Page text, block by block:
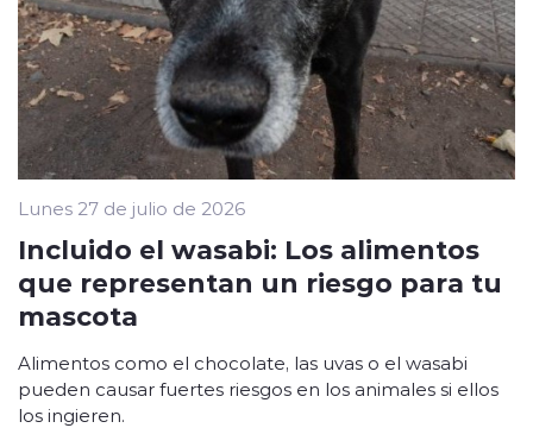
Lunes 27 de julio de 2026
Incluido el wasabi: Los alimentos
que representan un riesgo para tu
mascota
Alimentos como el chocolate, las uvas o el wasabi
pueden causar fuertes riesgos en los animales si ellos
los ingieren.